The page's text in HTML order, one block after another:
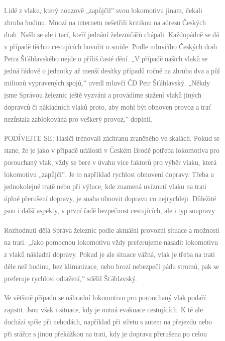
Lidé z vlaku, který nouzově „zapůjčil“ svou lokomotivu jinam, čekali
zhruba hodinu. Mnozí na internetu nešetřili kritikou na adresu Českých
drah. Našli se ale i tací, kteří jednání železničářů chápali. Každopádně se dá
v případě těchto cestujících hovořit o smůle. Podle mluvčího Českých drah
Petra Šťáhlavského nejde o příliš časté dění. „V případě našich vlaků se
jedná řádově o jednotky až menší desítky případů ročně na zhruba dva a půl
milionů vypravených spojů,“ uvedl mluvčí ČD Petr Šťáhlavský. „Někdy
jsme Správou železnic ještě vyzváni a provádíme stažení vlaků jiných
dopravců či nákladních vlaků proto, aby mohl být obnoven provoz a trať
nezůstala zablokována pro veškerý provoz,“ doplnil.
PODÍVEJTE SE: Hasiči trénovali záchranu zraněného ve skalách. Pokud se
stane, že je jako v případě události v Českém Brodě potřeba lokomotiva pro
porouchaný vlak, vždy se bere v úvahu více faktorů pro výběr vlaku, která
lokomotivu „zapůjčí“. Je to například rychlost obnovení dopravy. Třeba u
jednokolejné tratě nebo při výluce, kde znamená uvíznutí vlaku na trati
úplné přerušení dopravy, je snaha obnovit dopravu co nejrychleji. Důležité
jsou i další aspekty, v první řadě bezpečnost cestujících, ale i typ soupravy.
Rozhodnutí dělá Správa železnic podle aktuální provozní situace a možností
na trati. „Jako pomocnou lokomotivu vždy preferujeme nasadit lokomotivu
z vlaků nákladní dopravy. Pokud je ale situace vážná, vlak je třeba na trati
déle než hodinu, bez klimatizace, nebo hrozí nebezpečí pádu stromů, pak se
preferuje rychlost odtažení,“ sdělil Šťáhlavský.
Ve většině případů se náhradní lokomotivu pro porouchaný vlak podaří
zajistit. Jsou však i situace, kdy je nutná evakuace cestujících. K té ale
dochází spíše při nehodách, například při střetu s autem na přejezdu nebo
při srážce s jinou překážkou na trati, kdy je doprava přerušena po celou